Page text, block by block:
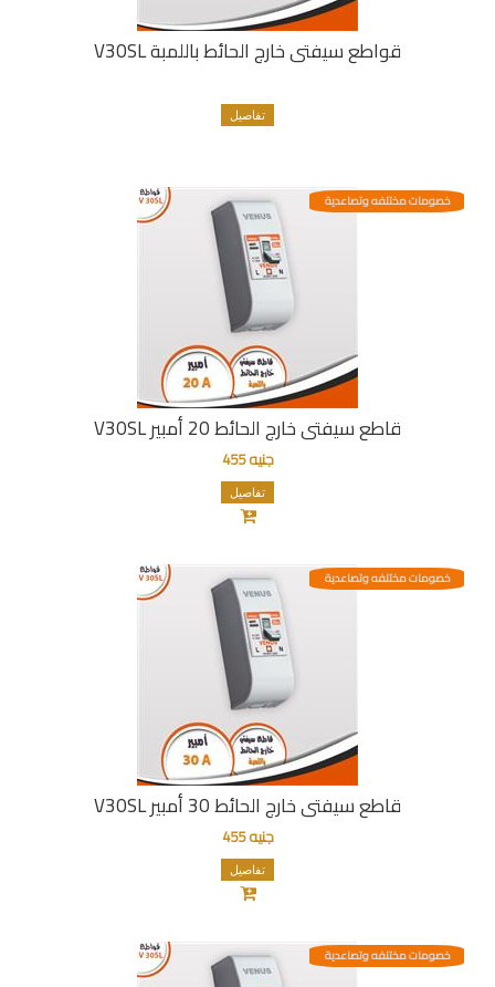
قواطع سيفتى خارج الحائط باللمبة V30SL
تفاصيل
قاطع سيفتى خارج الحائط 20 أمبير V30SL
خصومات مختلفه وتصاعدية
جنيه 455
تفاصيل
قاطع سيفتى خارج الحائط 30 أمبير V30SL
خصومات مختلفه وتصاعدية
جنيه 455
تفاصيل
خصومات مختلفه وتصاعدية